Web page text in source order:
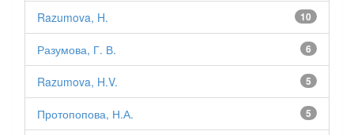
10
Razumova, H.
6
Разумова, Г. В.
5
Razumova, H.V.
5
Протопопова, Н.А.